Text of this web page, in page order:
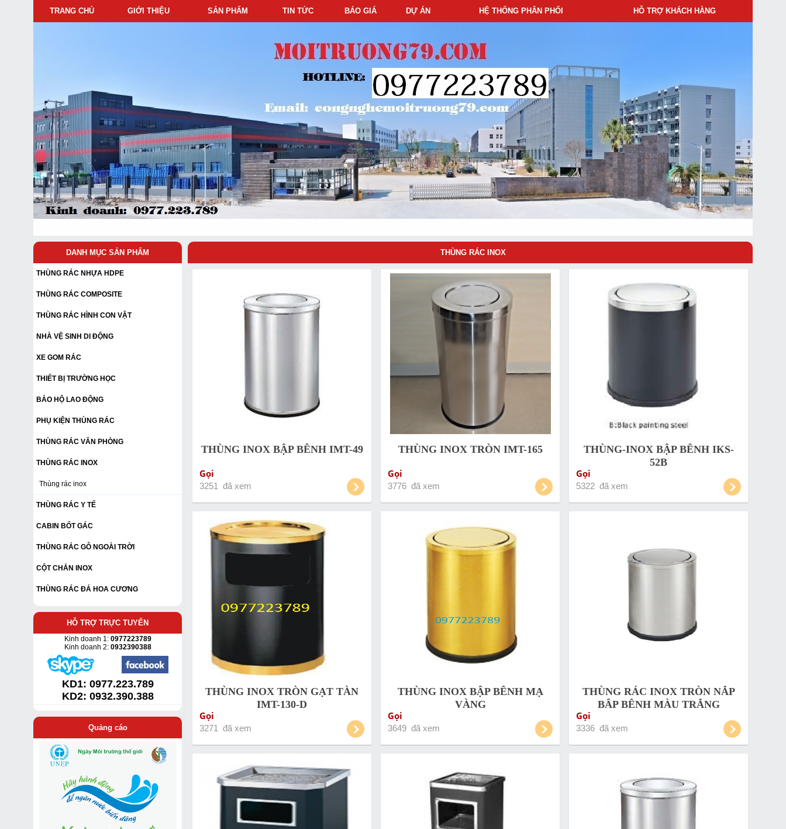
TRANG CHỦ GIỚI THIỆU SẢN PHẨM TIN TỨC BÁO GIÁ DỰ ÁN HỆ THỐNG PHÂN PHỐI HỖ TRỢ KHÁCH HÀNG
DANH MỤC SẢN PHẨM
THÙNG RÁC NHỰA HDPE
THÙNG RÁC COMPOSITE
THÙNG RÁC HÌNH CON VẬT
NHÀ VỆ SINH DI ĐỘNG
XE GOM RÁC
THIẾT BỊ TRƯỜNG HỌC
BẢO HỘ LAO ĐỘNG
PHỤ KIỆN THÙNG RÁC
THÙNG RÁC VĂN PHÒNG
THÙNG RÁC INOX
Thùng rác inox
THÙNG RÁC Y TẾ
CABIN BỐT GÁC
THÙNG RÁC GỖ NGOÀI TRỜI
CỘT CHẮN INOX
THÙNG RÁC ĐÁ HOA CƯƠNG
HỖ TRỢ TRỰC TUYẾN
Kinh doanh 1:0977223789
Kinh doanh 2: 0932390388
KD1: 0977.223.789
KD2: 0932.390.388
Quảng cáo
THÙNG RÁC INOX
THÙNG INOX BẬP BÊNH IMT-49
Gọi
3251 đã xem
THÙNG INOX TRÒN IMT-165
Gọi
3776 đã xem
THÙNG-INOX BẬP BÊNH IKS-
52B
Gọi
5322 đã xem
THÙNG INOX TRÒN GẠT TÀN
IMT-130-D
Gọi
3271 đã xem
THÙNG INOX BẬP BÊNH MẠ
VÀNG
Gọi
3649 đã xem
THÙNG RÁC INOX TRÒN NẮP
BẬP BÊNH MÀU TRẮNG
Gọi
3336 đã xem